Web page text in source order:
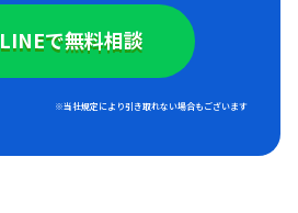
LINEで無料相談
※当社規定により引き取れない場合もございます